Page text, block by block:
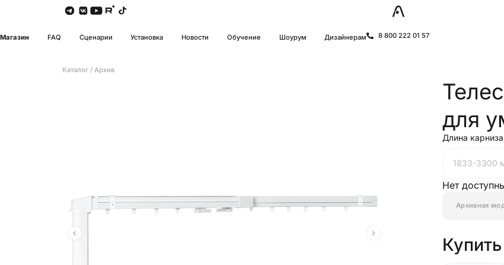
Магазин FAQ Сценарии Установка Новости Обучение Шоурум Дизайнерам 8 800 222 01 57
Каталог / Архив
для
Длина карниза
1833-3300
Нет
Архивная